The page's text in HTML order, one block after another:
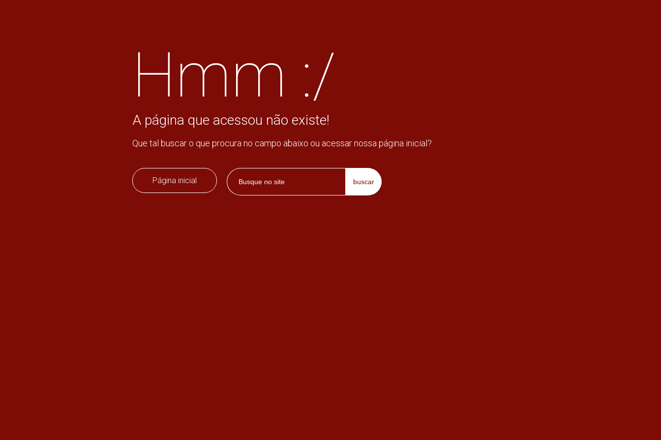
Hmm :/
A página que acessou não existe!
Que tal buscar o que procura no campo abaixo ou acessar nossa página inicial?
Página inicial